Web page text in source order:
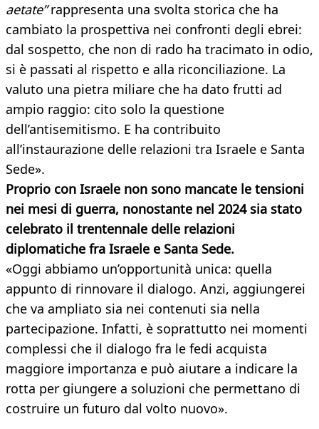
aetate”rappresenta una svolta storica che ha
cambiato la prospettiva nei confronti degli ebrei:
dal sospetto, che non di rado ha tracimato in odio,
si è passati al rispetto e alla riconciliazione. La
valuto una pietra miliare che ha dato frutti ad
ampio raggio: cito solo la questione
dell’antisemitismo. E ha contribuito
all’instaurazione delle relazioni tra Israele e Santa
Sede».
Proprio con Israele non sono mancate le tensioni
nei mesi di guerra, nonostante nel 2024 sia stato
celebrato il trentennale delle relazioni
diplomatiche fra Israele e Santa Sede.
«Oggi abbiamo un’opportunità unica: quella
appunto di rinnovare il dialogo. Anzi, aggiungerei
che va ampliato sia nei contenuti sia nella
partecipazione. Infatti, è soprattutto nei momenti
complessi che il dialogo fra le fedi acquista
maggiore importanza e può aiutare a indicare la
rotta per giungere a soluzioni che permettano di
costruire un futuro dal volto nuovo».